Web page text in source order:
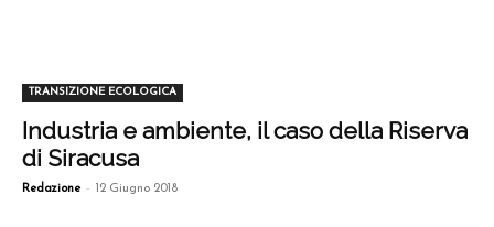
TRANSIZIONE ECOLOGICA
Industria e ambiente, il caso della Riserva
di Siracusa
Redazione - 12 Giugno 2018